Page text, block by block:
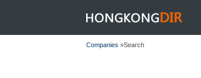
HONGKONGDIR
Companies »Search